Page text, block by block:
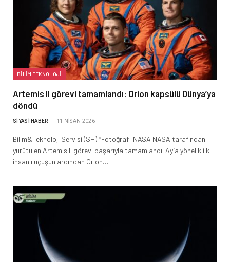
BILIM TEKNOLOJI
Artemis II görevi tamamlandı: Orion kapsülü Dünya’ya
döndü
SIYASI HABER 11 NISAN 2026
Bilim&Teknoloji Servisi (SH) *Fotoğraf: NASA NASA tarafından
yürütülen Artemis II görevi başarıyla tamamlandı. Ay’a yönelik ilk
insanlı uçuşun ardından Orion…